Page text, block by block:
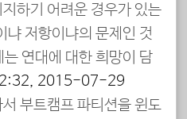
하기 어려운 경우가 있는
냐 저항이냐의 문제인 것
연대에 대한 희망이 담
2015-07-29
부트캠프 파티션을 윈도